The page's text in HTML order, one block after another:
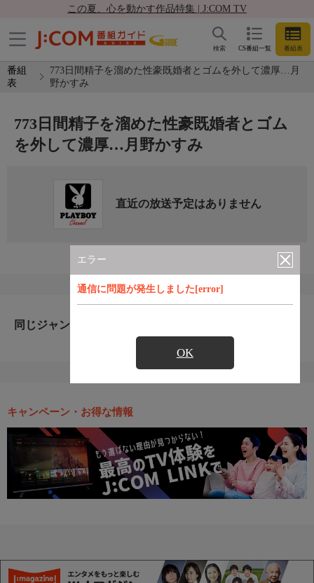
この夏、心を動かす作品特集 | J:COM TV
CS番組一覧 番組表
検索
番組
表
773日間精子を溜めた性豪既婚者とゴムを外して濃厚…月
野かすみ
エラー
通信に問題が発生しました[error]
OK
773日間精子を溜めた性豪既婚者とゴム
を外して濃厚…月野かすみ
直近の放送予定はありません
同じジャンルのおすすめ番組
キャンペーン・お得な情報